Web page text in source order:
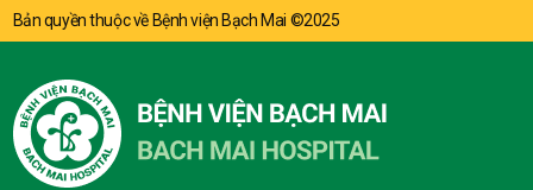
Bản quyền thuộc về Bệnh viện Bạch Mai ©2025